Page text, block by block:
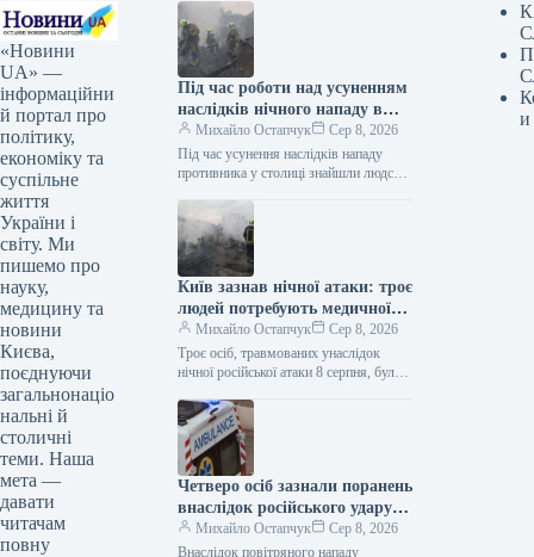
«Новини
UA» —
інформаційни
й портал про
політику,
економіку та
суспільне
життя
України і
світу. Ми
пишемо про
науку,
медицину та
новини
Києва,
поєднуючи
загальнонаціо
нальні й
столичні
теми. Наша
мета —
давати
читачам
повну
Під час роботи над усуненням
наслідків нічного нападу в
Києві знайдено людське тіло.
Михайло Остапчук
Сер 8, 2026
Під час усунення наслідків нападу
противника у столиці знайшли людське
у Телеграмі написала Київська…
Київ зазнав нічної атаки: троє
людей потребують медичної
допомоги
Михайло Остапчук
Сер 8, 2026
Троє осіб, травмованих унаслідок
нічної російської атаки 8 серпня, були
столиці. Як передає Укрінформ,
інформацію про…
Четверо осіб зазнали поранень
внаслідок російського удару
по Києву.
Михайло Остапчук
Сер 8, 2026
Внаслідок повітряного нападу
и